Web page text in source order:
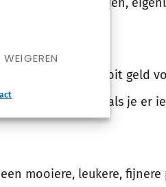
WEIGEREN
Je hebt er toch ooit geld
te hebben? Wat als je er
mooiere, leukere,